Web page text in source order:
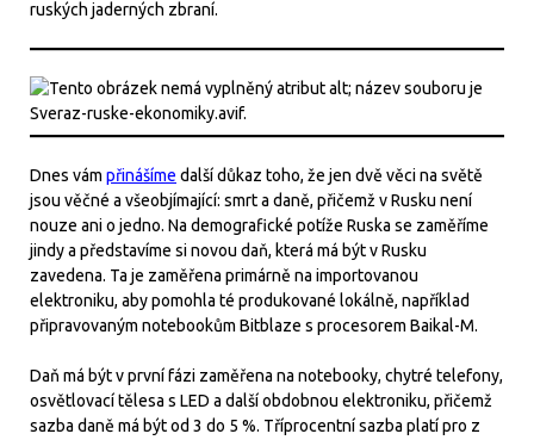
ruských jaderných zbraní.
Dnes vám přinášíme další důkaz toho, že jen dvě věci na světě
jsou věčné a všeobjímající: smrt a daně, přičemž v Rusku není
nouze ani o jedno. Na demografické potíže Ruska se zaměříme
jindy a představíme si novou daň, která má být v Rusku
zavedena. Ta je zaměřena primárně na importovanou
elektroniku, aby pomohla té produkované lokálně, například
připravovaným notebookům Bitblaze s procesorem Baikal-M.
Daň má být v první fázi zaměřena na notebooky, chytré telefony,
osvětlovací tělesa s LED a další obdobnou elektroniku, přičemž
sazba daně má být od 3 do 5 %. Tříprocentní sazba platí pro z